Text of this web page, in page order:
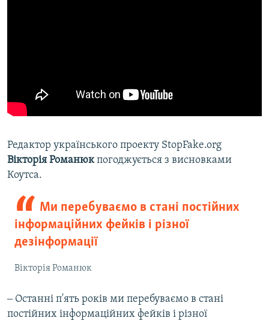
Редактор українського проекту StopFake.org
Вікторія Романюкпогоджується з висновками
Коутса.
Ми перебуваємо в стані постійних
інформаційних фейків і різної
дезінформації
Вікторія Романюк
‒ Останні п'ять років ми перебуваємо в стані
постійних інформаційних фейків і різної